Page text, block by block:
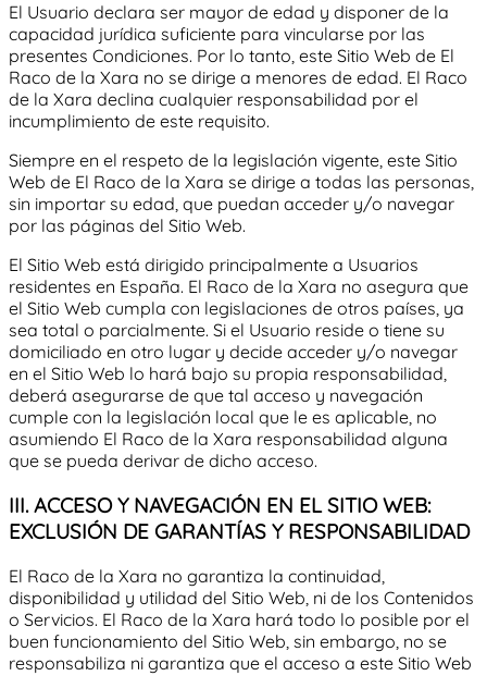
El Usuario declara ser mayor de edad y disponer de la
capacidad jurídica suficiente para vincularse por las
presentes Condiciones. Por lo tanto, este Sitio Web de El
Raco de la Xara no se dirige a menores de edad. El Raco
de la Xara declina cualquier responsabilidad por el
incumplimiento de este requisito.
Siempre en el respeto de la legislación vigente, este Sitio
Web de El Raco de la Xara se dirige a todas las personas,
sin importar su edad, que puedan acceder y/o navegar
por las páginas del Sitio Web.
El Sitio Web está dirigido principalmente a Usuarios
residentes en España. El Raco de la Xara no asegura que
el Sitio Web cumpla con legislaciones de otros países, ya
sea total o parcialmente. Si el Usuario reside o tiene su
domiciliado en otro lugar y decide acceder y/o navegar
en el Sitio Web lo hará bajo su propia responsabilidad,
deberá asegurarse de que tal acceso y navegación
cumple con la legislación local que le es aplicable, no
asumiendo El Raco de la Xara responsabilidad alguna
que se pueda derivar de dicho acceso.
III. ACCESO Y NAVEGACIÓN EN EL SITIO WEB:
EXCLUSIÓN DE GARANTÍAS Y RESPONSABILIDAD
El Raco de la Xara no garantiza la continuidad,
disponibilidad y utilidad del Sitio Web, ni de los Contenidos
o Servicios. El Raco de la Xara hará todo lo posible por el
buen funcionamiento del Sitio Web, sin embargo, no se
responsabiliza ni garantiza que el acceso a este Sitio Web